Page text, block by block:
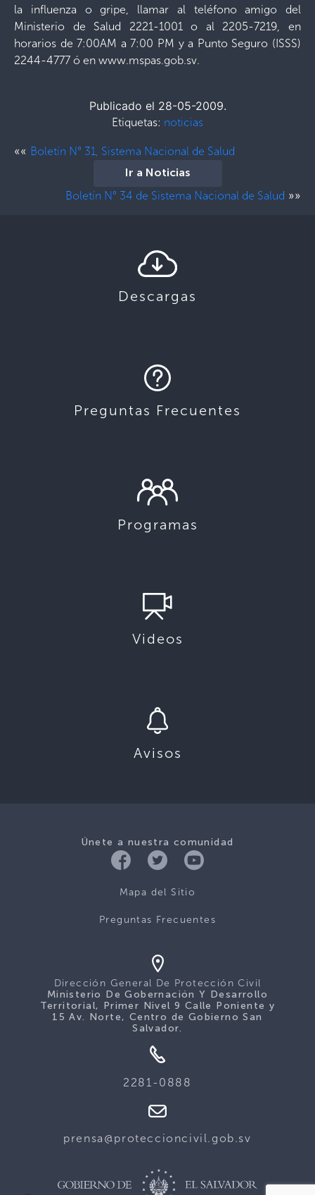
la influenza o gripe, llamar al teléfono amigo del
Ministerio de Salud 2221-1001 o al 2205-7219, en
horarios de 7:00AM a 7:00 PM y a Punto Seguro (ISSS)
2244-4777 ó en www.mspas.gob.sv.
Publicado el 28-05-2009.
Etiquetas: noticias
«« Boletín N° 31, Sistema Nacional de Salud
Ir a Noticias
Boletín N° 34 de Sistema Nacional de Salud »»
Descargas
Preguntas Frecuentes
Programas
Videos
Avisos
Únete a nuestra comunidad
Mapa del Sitio
Preguntas Frecuentes
Dirección General De Protección Civil
Ministerio De Gobernación Y Desarrollo
Territorial, Primer Nivel 9 Calle Poniente y
15 Av. Norte, Centro de Gobierno San
Salvador.
2281-0888
prensa@proteccioncivil.gob.sv